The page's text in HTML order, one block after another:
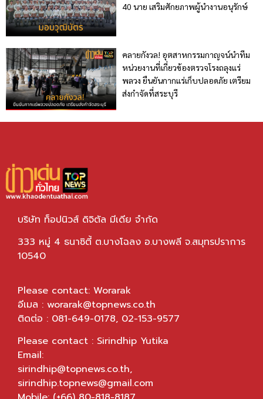
40 นาย เสริมศักยภาพผู้นำงานอนุรักษ์
คลายกังวล! อุตสาหกรรมกาญจน์นำทีม
หน่วยงานที่เกี่ยวข้องตรวจโรงถลุงแร่
พลวง ยืนยันกากแร่เก็บปลอดภัย เตรียม
ส่งกำจัดที่สระบุรี
บริษัท ท็อปนิวส์ ดิจิตัล มีเดีย จำกัด
333 หมู่ 4 ธนาซิตี้ ต.บางโฉลง อ.บางพลี จ.สมุทรปราการ
10540
Please contact: Worarak
อีเมล : worarak@topnews.co.th
ติดต่อ : 081-649-0178, 02-153-9577
Please contact : Sirindhip Yutika
Email:
sirindhip@topnews.co.th,
sirindhip.topnews@gmail.com